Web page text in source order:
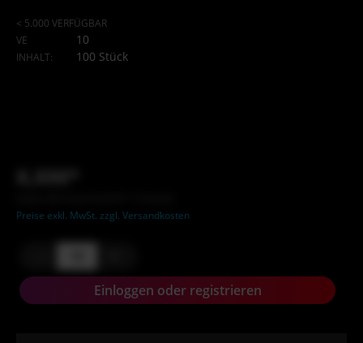
< 5.000 VERFÜGBAR
VE
10
INHALT: 100 Stück
Preise exkl. MwSt. zzgl. Versandkosten
Einloggen oder registrieren